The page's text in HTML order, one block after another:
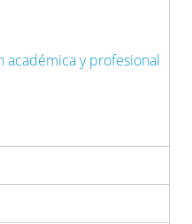
académica y profesional